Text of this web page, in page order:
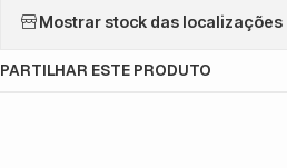
Mostrar stock das localizações
PARTILHAR ESTE PRODUTO